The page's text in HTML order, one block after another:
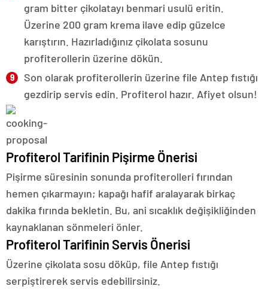
gram bitter çikolatayı benmari usulü eritin.
Üzerine 200 gram krema ilave edip güzelce
karıştırın. Hazırladığınız çikolata sosunu
profiterollerin üzerine dökün.
Son olarak profiterollerin üzerine file Antep fıstığı
gezdirip servis edin. Profiterol hazır. Afiyet olsun!
Profiterol Tarifinin Pişirme Önerisi
Pişirme süresinin sonunda profiterolleri fırından
hemen çıkarmayın; kapağı hafif aralayarak birkaç
dakika fırında bekletin. Bu, ani sıcaklık değişikliğinden
kaynaklanan sönmeleri önler.
Profiterol Tarifinin Servis Önerisi
Üzerine çikolata sosu döküp, file Antep fıstığı
serpiştirerek servis edebilirsiniz.